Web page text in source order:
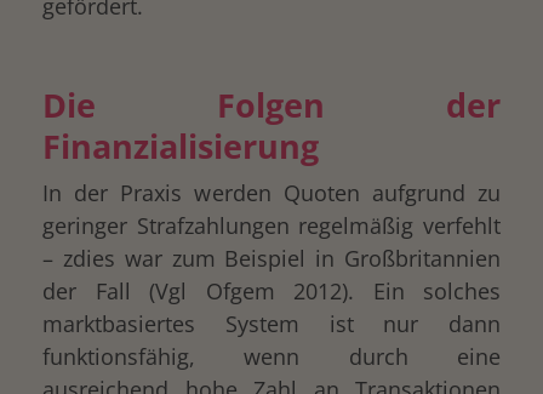
gefördert.
Die Folgen der
Finanzialisierung
In der Praxis werden Quoten aufgrund zu
geringer Strafzahlungen regelmäßig verfehlt
– zdies war zum Beispiel in Großbritannien
der Fall (Vgl Ofgem 2012). Ein solches
marktbasiertes System ist nur dann
funktionsfähig, wenn durch eine
drucken